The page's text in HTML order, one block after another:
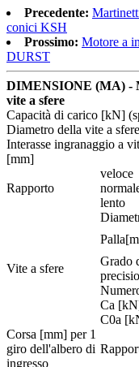
Precedente:
conici KSH
Prossimo: Motore a
DURST
DIMENSIONE (MA) -
vite a sfere
Capacità di carico [kN]
Diametro della vite a
Interasse ingranaggio a
[mm]
Rapporto
veloce
lento
Vite a sfere
Grado
Ca
C0a
Corsa [mm] per 1
giro dell'albero di
ingresso